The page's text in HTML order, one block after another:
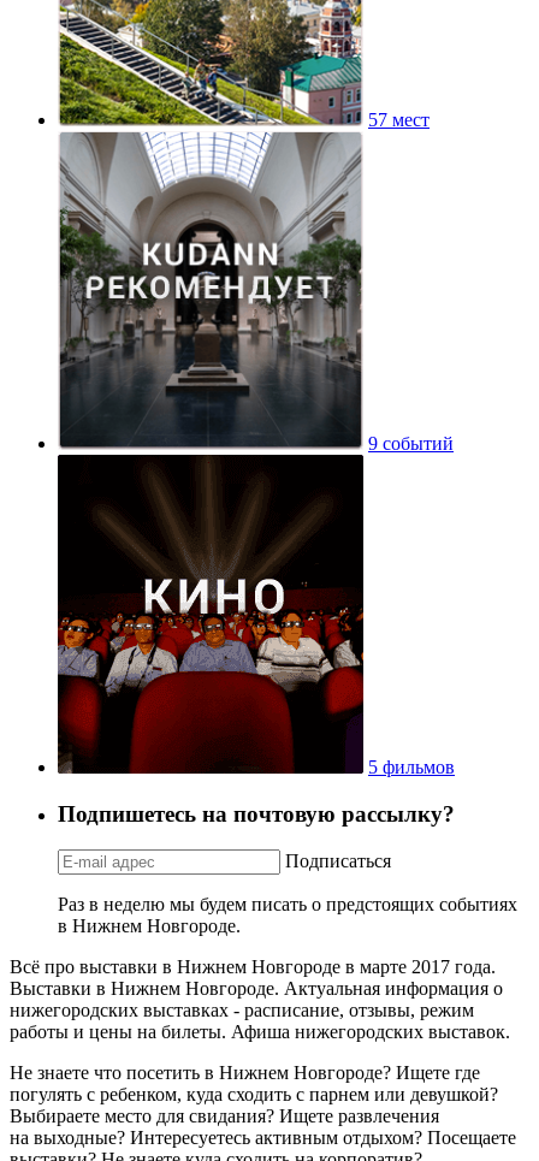
57 мест
9 событий
5 фильмов
Подпишетесь на почтовую рассылку?
Подписаться
Раз в неделю мы будем писать о предстоящих событиях
в Нижнем Новгороде.
Всё про выставки в Нижнем Новгороде в марте 2017 года.
Выставки в Нижнем Новгороде. Актуальная информация о
нижегородских выставках - расписание, отзывы, режим
работы и цены на билеты. Афиша нижегородских выставок.
Не знаете что посетить в Нижнем Новгороде? Ищете где
погулять с ребенком, куда сходить с парнем или девушкой?
Выбираете место для свидания? Ищете развлечения
на выходные? Интересуетесь активным отдыхом? Посещаете